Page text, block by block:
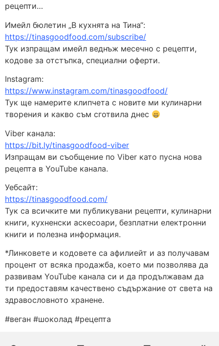
рецепти…
Имейл бюлетин „В кухнята на Тина“:
https://tinasgoodfood.com/subscribe/
Тук изпращам имейл веднъж месечно с рецепти,
кодове за отстъпка, специални оферти.
Instagram:
https://www.instagram.com/tinasgoodfood/
Тук ще намерите клипчета с новите ми кулинарни
творения и какво съм сготвила днес
Viber канала:
https://bit.ly/tinasgoodfood-viber
Изпращам ви съобщение по Viber като пусна нова
рецепта в YouTube канала.
Уебсайт:
https://tinasgoodfood.com/
Тук са всичките ми публикувани рецепти, кулинарни
книги, кухненски аскесоари, безплатни електронни
книги и полезна информация.
*Линковете и кодовете са афилиейт и аз получавам
процент от всяка продажба, което ми позволява да
развивам YouTube канала си и да продължавам да
ти предоставям качествено съдържание от света на
здравословното хранене.
#веган #шоколад #рецепта